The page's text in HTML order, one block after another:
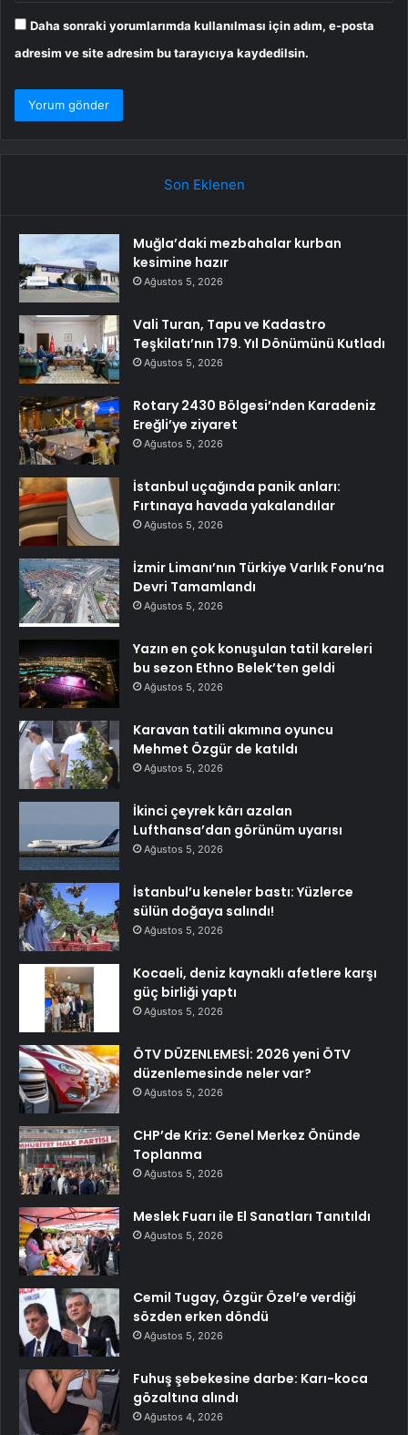
Daha sonraki yorumlarımda kullanılması için adım, e-posta
adresim ve site adresim bu tarayıcıya kaydedilsin.
Son Eklenen
Muğla’daki mezbahalar kurban
kesimine hazır
Ağustos 5, 2026
Vali Turan, Tapu ve Kadastro
Teşkilatı’nın 179. Yıl Dönümünü Kutladı
Ağustos 5, 2026
Rotary 2430 Bölgesi’nden Karadeniz
Ereğli’ye ziyaret
Ağustos 5, 2026
İstanbul uçağında panik anları:
Fırtınaya havada yakalandılar
Ağustos 5, 2026
İzmir Limanı’nın Türkiye Varlık Fonu’na
Devri Tamamlandı
Ağustos 5, 2026
Yazın en çok konuşulan tatil kareleri
bu sezon Ethno Belek’ten geldi
Ağustos 5, 2026
Karavan tatili akımına oyuncu
Mehmet Özgür de katıldı
Ağustos 5, 2026
İkinci çeyrek kârı azalan
Lufthansa’dan görünüm uyarısı
Ağustos 5, 2026
İstanbul’u keneler bastı: Yüzlerce
sülün doğaya salındı!
Ağustos 5, 2026
Kocaeli, deniz kaynaklı afetlere karşı
güç birliği yaptı
Ağustos 5, 2026
ÖTV DÜZENLEMESİ: 2026 yeni ÖTV
düzenlemesinde neler var?
Ağustos 5, 2026
CHP’de Kriz: Genel Merkez Önünde
Toplanma
Ağustos 5, 2026
Meslek Fuarı ile El Sanatları Tanıtıldı
Ağustos 5, 2026
Cemil Tugay, Özgür Özel’e verdiği
sözden erken döndü
Ağustos 5, 2026
Fuhuş şebekesine darbe: Karı-koca
gözaltına alındı
Ağustos 4, 2026